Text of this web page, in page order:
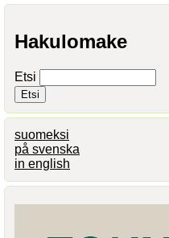
Hakulomake
Etsi
suomeksi
på svenska
in english